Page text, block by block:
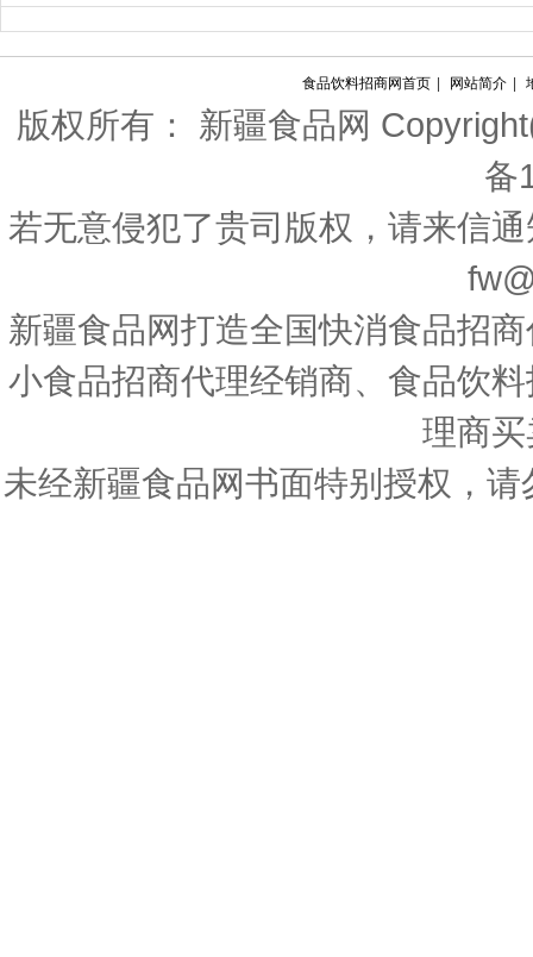
食品饮料招商网首页 网站简介
版权所有： 新疆食品网
备
若无意侵犯了贵司版权，请来信
新疆食品网打造全国快消食品招
小食品招商代理经销商、食品饮
理商
未经新疆食品网书面特别授权，